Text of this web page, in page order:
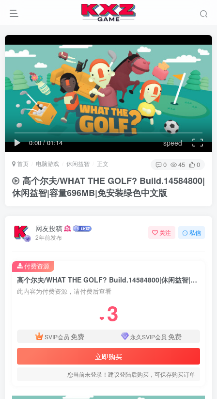
0:00/01:14 speed
首页 电脑游戏 休闲益智 正文 0 45 0
高个尔夫/WHAT THE GOLF? Build.14584800|
休闲益智|容量696MB|免安装绿色中文版
网友投稿
2年前发布
关注 私信
高个尔夫/WHAT THE GOLF? Build.14584800|休闲益智|容量696MB|免安装绿色中文版
此内容为付费资源，请付费后查看
❤ 3
SVIP会员 免费 永久SVIP会员 免费
立即购买
您当前未登录！建议登陆后购买，可保存购买订单
付费资源